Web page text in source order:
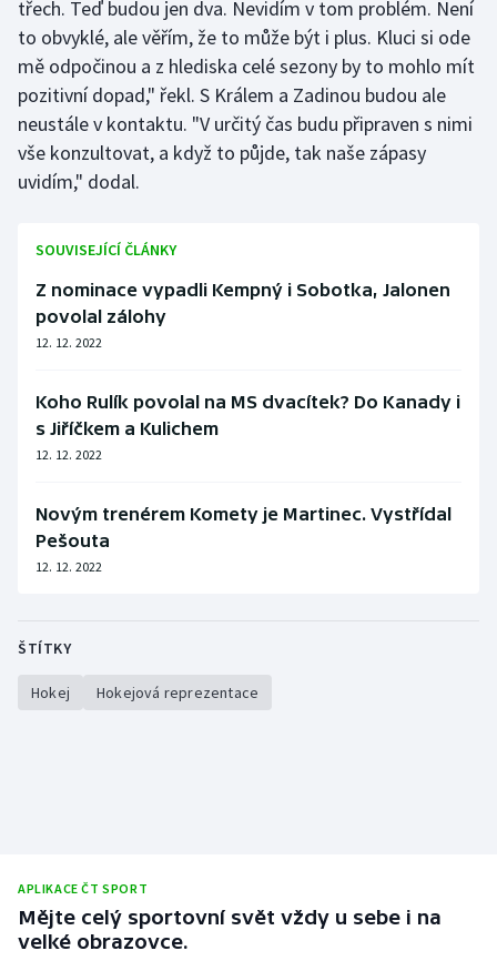
třech. Teď budou jen dva. Nevidím v tom problém. Není
to obvyklé, ale věřím, že to může být i plus. Kluci si ode
mě odpočinou a z hlediska celé sezony by to mohlo mít
pozitivní dopad," řekl. S Králem a Zadinou budou ale
neustále v kontaktu. "V určitý čas budu připraven s nimi
vše konzultovat, a když to půjde, tak naše zápasy
uvidím," dodal.
SOUVISEJÍCÍ ČLÁNKY
Z nominace vypadli Kempný i Sobotka, Jalonen
povolal zálohy
12. 12. 2022
Koho Rulík povolal na MS dvacítek? Do Kanady i
s Jiříčkem a Kulichem
12. 12. 2022
Novým trenérem Komety je Martinec. Vystřídal
Pešouta
12. 12. 2022
ŠTÍTKY
Hokej Hokejová reprezentace
APLIKACE ČT SPORT
Mějte celý sportovní svět vždy u sebe i na
velké obrazovce.